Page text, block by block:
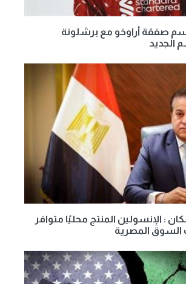
صفقة أراوخو مع برشلونة
الجديد
: الإنسولين المنتج محليًا متوافر
السوق المصرية